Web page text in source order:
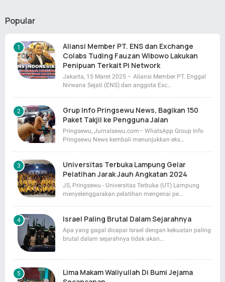
Popular
Aliansi Member PT. ENS dan Exchange
Colabs Tuding Fauzan Wibowo Lakukan
Penipuan Terkait Pi Network
Jakarta, 15 Maret 2025 – Aliansi Member PT. Enggal
Nirwana Sejati (ENS) dan anggota Exc…
Grup Info Pringsewu News, Bagikan 150
Paket Takjil ke Pengguna Jalan
Pringsewu, Jurnalsewu.com– WhatsApp Group Info
Pringsewu News kembali menunjukkan eks…
Universitas Terbuka Lampung Gelar
Pelatihan Jarak Jauh Angkatan 2024
JS, Pringsewu - Universitas Terbuka (UT) Lampung
menyelenggarakan pelatihan mengenai pe…
Israel Paling Brutal Dalam Sejarahnya
Apa yang gagal dicapai Israel dengan kekuatan paling
brutal dalam sejarahnya tidak akan…
Lima Makam Waliyullah Di Bumi Jejama